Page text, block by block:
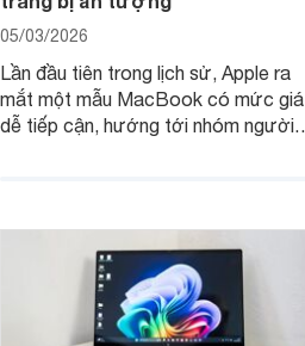
05/03/2026
Lần đầu tiên trong lịch sử, Apple ra
mắt một mẫu MacBook có mức giá
dễ tiếp cận, hướng tới nhóm người
hút sự quan tâm lớn từ thị trường.